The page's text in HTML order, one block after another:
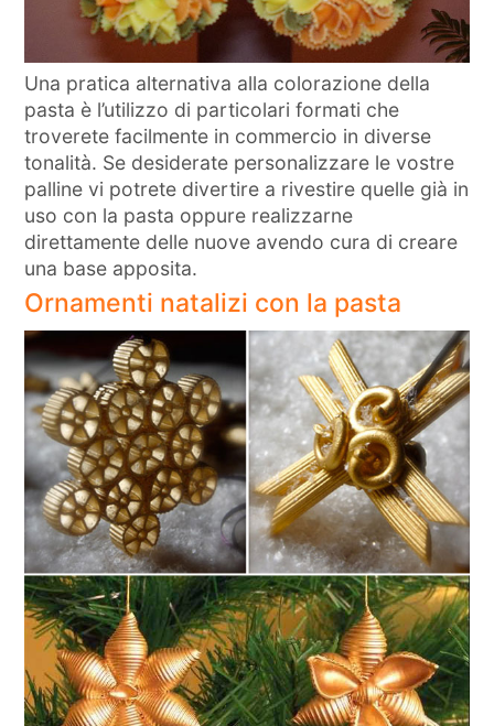
Una pratica alternativa alla colorazione della
pasta è l’utilizzo di particolari formati che
troverete facilmente in commercio in diverse
tonalità. Se desiderate personalizzare le vostre
palline vi potrete divertire a rivestire quelle già in
uso con la pasta oppure realizzarne
direttamente delle nuove avendo cura di creare
una base apposita.
Ornamenti natalizi con la pasta